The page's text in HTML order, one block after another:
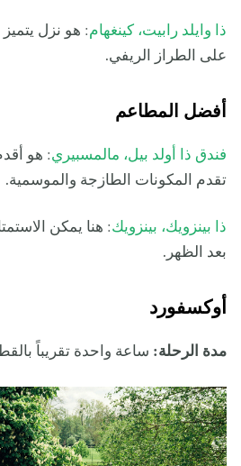
ذا وايلد رابيت، كينغهام: هو نزل
على الطراز الريفي.
أفضل المطاعم
فندق ذا أولد بيل، مالمسبيري: هو
تقدم المكونات الطازجة والموسمية.
ذا بينزويك، بينزويك: هنا يمكن
بعد الظهر.
أوكسفورد
مدة الرحلة: ساعة واحدة تقريباً